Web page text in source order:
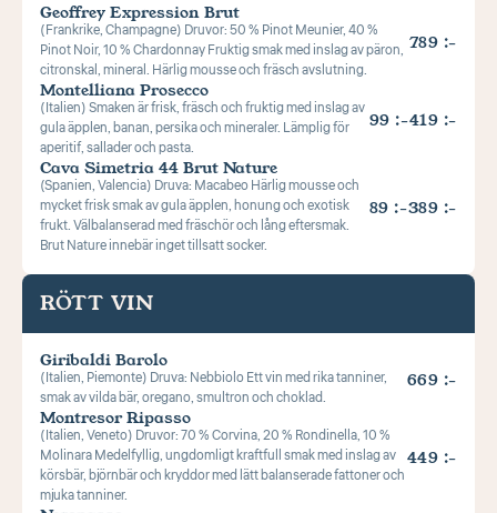
Geoffrey Expression Brut
(Frankrike, Champagne) Druvor: 50 % Pinot Meunier, 40 %
Pinot Noir, 10 % Chardonnay Fruktig smak med inslag av päron,
citronskal, mineral. Härlig mousse och fräsch avslutning.
789 :-
Montelliana Prosecco
(Italien) Smaken är frisk, fräsch och fruktig med inslag av
gula äpplen, banan, persika och mineraler. Lämplig för
aperitif, sallader och pasta.
99 :-419 :-
Cava Simetria 44 Brut Nature
(Spanien, Valencia) Druva: Macabeo Härlig mousse och
mycket frisk smak av gula äpplen, honung och exotisk
frukt. Välbalanserad med fräschör och lång eftersmak.
Brut Nature innebär inget tillsatt socker.
89 :-389 :-
RÖTT VIN
Giribaldi Barolo
(Italien, Piemonte) Druva: Nebbiolo Ett vin med rika tanniner,
smak av vilda bär, oregano, smultron och choklad.
669 :-
Montresor Ripasso
(Italien, Veneto) Druvor: 70 % Corvina, 20 % Rondinella, 10 %
Molinara Medelfyllig, ungdomligt kraftfull smak med inslag av
körsbär, björnbär och kryddor med lätt balanserade fattoner och
mjuka tanniner.
449 :-